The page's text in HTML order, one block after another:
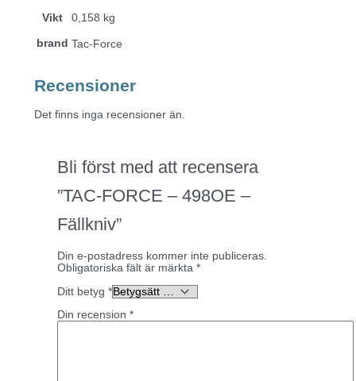
Vikt 0,158 kg
brand Tac-Force
Recensioner
Det finns inga recensioner än.
Bli först med att recensera
”TAC-FORCE – 498OE –
Fällkniv”
Din e-postadress kommer inte publiceras.
Obligatoriska fält är märkta *
Ditt betyg *
Din recension *